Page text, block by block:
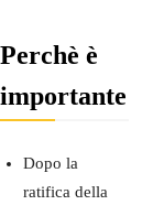
Perchè è
importante
Dopo la
ratifica della